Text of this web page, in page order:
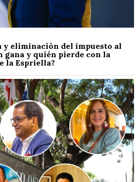
eliminación del impuesto al
gana y quién pierde con la
la Espriella?